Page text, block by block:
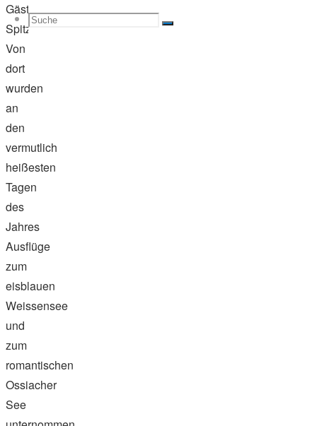
Suche
Suchen
Suche
Gästehaus
Spitzer.
Von
dort
wurden
an
den
vermutlich
heißesten
Tagen
des
Jahres
Ausflüge
zum
eisblauen
Weissensee
und
zum
romantischen
Ossiacher
See